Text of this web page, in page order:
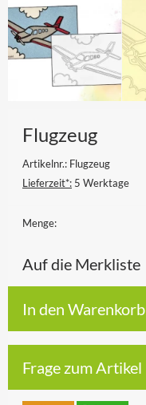
Flugzeug
Artikelnr.: Flugzeug
Lieferzeit*: 5 Werktage
Menge:
Auf die Merkliste
In den Warenkorb
Frage zum Artikel